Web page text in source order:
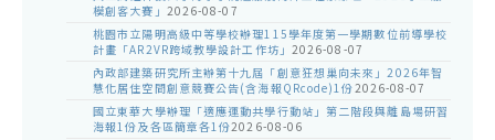
模創客大賽」 2026-08-07
桃園市立陽明高級中等學校辦理115學年度第一學期數位前導學校
計畫「AR2VR跨域教學設計工作坊」 2026-08-07
內政部建築研究所主辦第十九屆「創意狂想巢向未來」2026年智
慧化居住空間創意競賽公告(含海報QRcode)1份2026-08-07
國立東華大學辦理「適應運動共學行動站」第二階段與離島場研習
海報1份及各區簡章各1份2026-08-06